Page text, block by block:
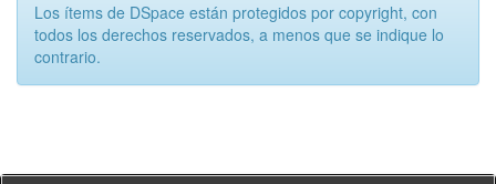
Los ítems de DSpace están protegidos por copyright, con
todos los derechos reservados, a menos que se indique lo
contrario.